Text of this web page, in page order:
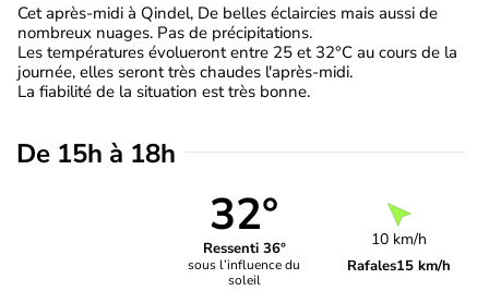
Cet après-midi à Qindel, De belles éclaircies mais aussi de
nombreux nuages. Pas de précipitations.
Les températures évolueront entre 25 et 32°C au cours de la
journée, elles seront très chaudes l'après-midi.
La fiabilité de la situation est très bonne.
De 15h à 18h
32°
Ressenti 36°
sous l’influence du
soleil
10 km/h
Rafales15 km/h